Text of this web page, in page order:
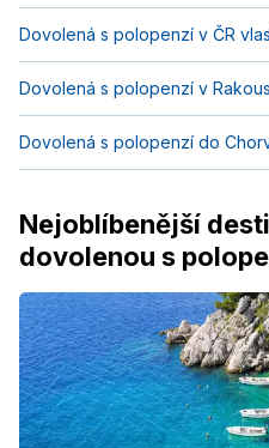
Dovolená s polopenzí v ČR
Dovolená s polopenzí v
Dovolená s polopenzí do
Nejoblíbenější
dovolenou s